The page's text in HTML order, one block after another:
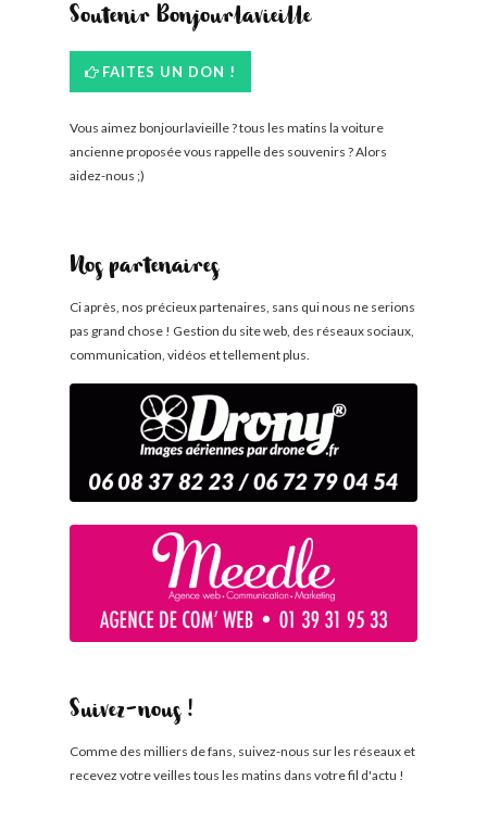
Soutenir Bonjourlavieille
FAITES UN DON !
Vous aimez bonjourlavieille ? tous les matins la voiture
ancienne proposée vous rappelle des souvenirs ? Alors
aidez-nous ;)
Nos partenaires
Ci après, nos précieux partenaires, sans qui nous ne serions
pas grand chose ! Gestion du site web, des réseaux sociaux,
communication, vidéos et tellement plus.
Suivez-nous !
Comme des milliers de fans, suivez-nous sur les réseaux et
recevez votre veilles tous les matins dans votre fil d'actu !